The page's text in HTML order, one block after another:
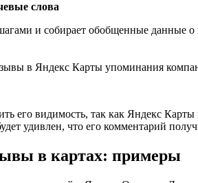
слова
и собирает обобщенные данные о
в Яндекс Карты упоминания
его видимость, так как Яндекс
удивлен, что его комментарий
в картах: примеры